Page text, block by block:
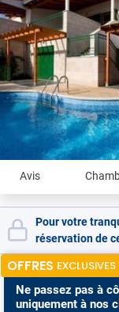
Avis
Pour votre
réservation de
OFFRES EXCLUSIVES
Ne passez pas à
uniquement à nos